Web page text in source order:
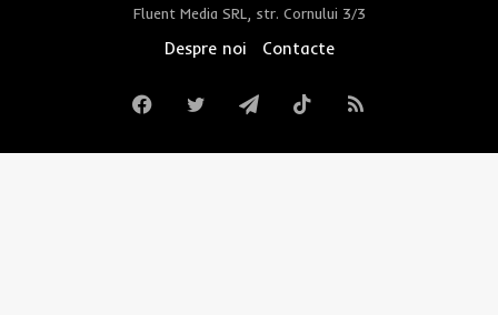
Fluent Media SRL, str. Cornului 3/3
Despre noi Contacte
FacebookTwitterTelegramTikTokRSS